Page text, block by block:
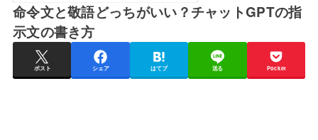
命令文と敬語どっちがいい？チャットGPTの指
示文の書き方
ポスト シェア はてブ 送る Pocket